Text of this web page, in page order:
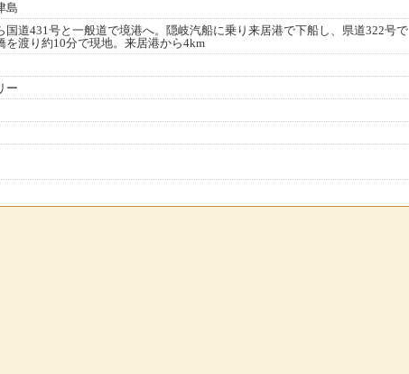
島
国道431号と一般道で境港へ。隠岐汽船に乗り来居港で下船し、県道322号で
を渡り約10分で現地。来居港から4km
ー